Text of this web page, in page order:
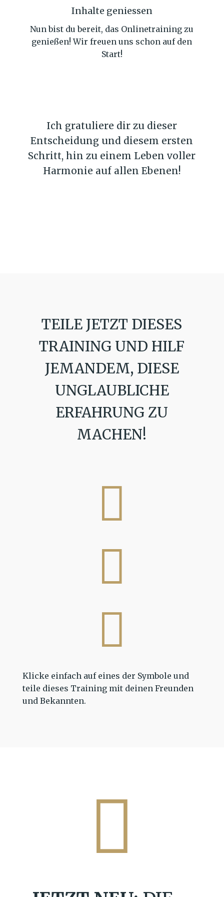
Inhalte geniessen
Nun bist du bereit, das Onlinetraining zu
genießen! Wir freuen uns schon auf den
Start!
Ich gratuliere dir zu dieser
Entscheidung und diesem ersten
Schritt, hin zu einem Leben voller
Harmonie auf allen Ebenen!
TEILE JETZT DIESES
TRAINING UND HILF
JEMANDEM, DIESE
UNGLAUBLICHE
ERFAHRUNG ZU
MACHEN!



Klicke einfach auf eines der Symbole und
teile dieses Training mit deinen Freunden
und Bekannten.
